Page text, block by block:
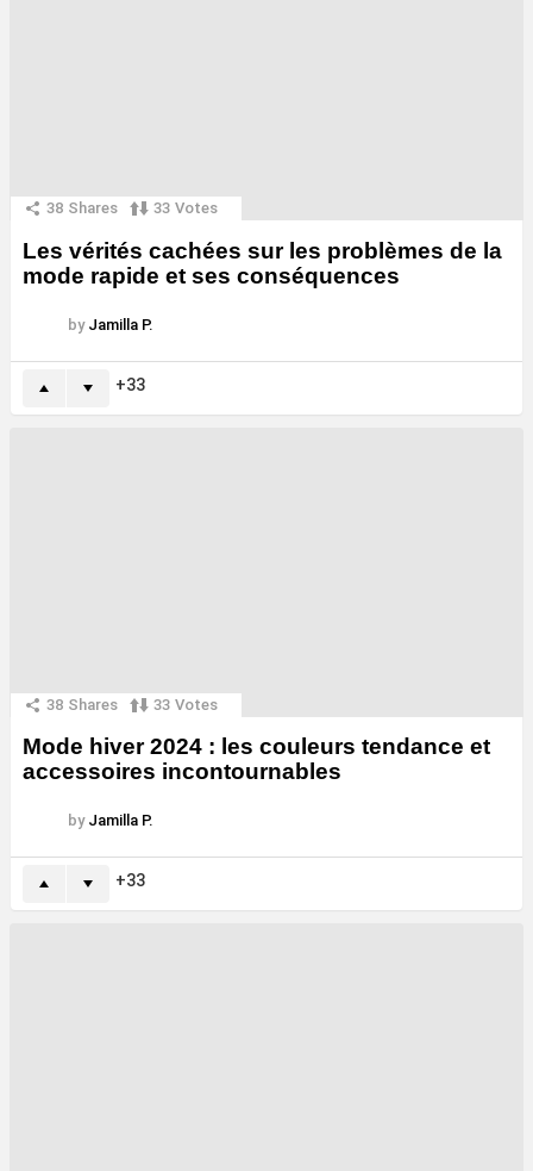
38 Shares 33 Votes
Les vérités cachées sur les problèmes de la
mode rapide et ses conséquences
by Jamilla P.
33
38 Shares 33 Votes
Mode hiver 2024 : les couleurs tendance et
accessoires incontournables
by Jamilla P.
33